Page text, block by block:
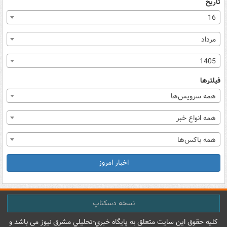
16
مرداد
1405
فیلترها
همه سرویس‌ها
همه انواع خبر
همه باکس‌ها
اخبار امروز
نسخه دسکتاپ
کليه حقوق اين سايت متعلق به پایگاه خبري-تحليلي مشرق نيوز می باشد و